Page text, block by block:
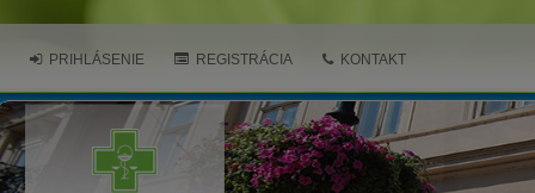
PRIHLÁSENIE REGISTRÁCIA KONTAKT